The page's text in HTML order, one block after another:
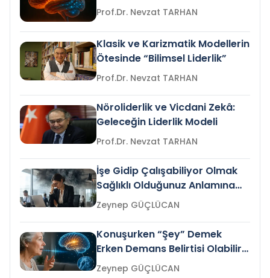
Prof.Dr. Nevzat TARHAN
Klasik ve Karizmatik Modellerin
Ötesinde “Bilimsel Liderlik”
Prof.Dr. Nevzat TARHAN
Nöroliderlik ve Vicdani Zekâ:
Geleceğin Liderlik Modeli
Prof.Dr. Nevzat TARHAN
İşe Gidip Çalışabiliyor Olmak
Sağlıklı Olduğunuz Anlamına
Gelir mi?Zeynep GÜÇLÜCAN
Konuşurken “Şey” Demek
Erken Demans Belirtisi Olabilir
mi?
Zeynep GÜÇLÜCAN